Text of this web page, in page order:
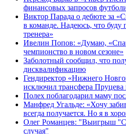
финансовых запросов
Виктор Парада о дебюте за
в команде. Надеюсь, что буду
тренера»
Ивелин Попов: «Думаю,
чемпионство в новом сезоне»
Заболотный сообщил, что
дисквалификацию
Гендиректор «Нижнего
исключил трансфера Пруцева
Полех поблагодарил маму
Манфред Угальде: «Хочу
всегда получается. Но я в
Олег Романцев: "Выигрыш
случая"